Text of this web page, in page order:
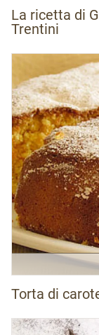
La ricetta di
Trentini
Torta di